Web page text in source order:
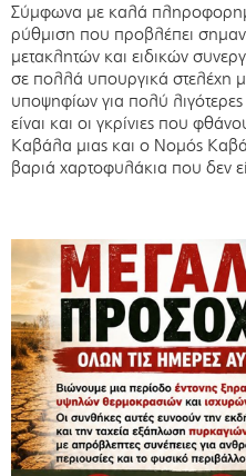
Σύμφωνα με καλά
ρύθμιση που προβλέπει
μετακλητών και ειδικών
σε πολλά υπουργικά στελέχη
υποψηφίων για πολύ λιγότερες
είναι και οι γκρίνιες που
Καβάλα μιας και ο Νομός
βαριά χαρτοφυλάκια που δεν